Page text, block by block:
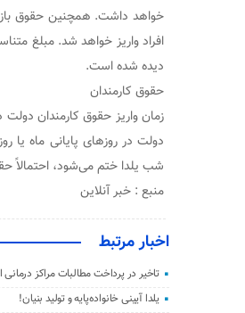
افراد واریز خواهد شد. مبلغ
دیده شده است.
حقوق کارمندان
زمان واریز حقوق کارمندان
دولت در روزهای پایانی ماه یا
شب یلدا ختم می‌شود، احتمالاً
منبع : خبر آنلاین
اخبار مرتبط
تاخیر در پرداخت مطالبات مراکز
یلدا آیینی خانواده‌پایه و تولید بنیان!